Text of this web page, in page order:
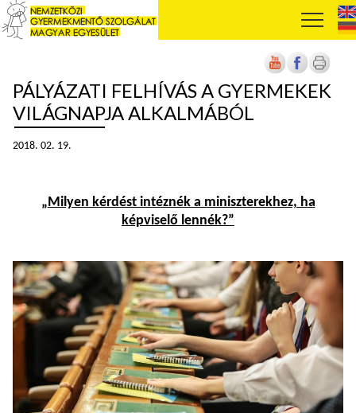
PÁLYÁZATI FELHÍVÁS A GYERMEKEK
VILÁGNAPJA ALKALMÁBÓL
2018. 02. 19.
„Milyen kérdést intéznék a miniszterekhez, ha
képviselő lennék?”